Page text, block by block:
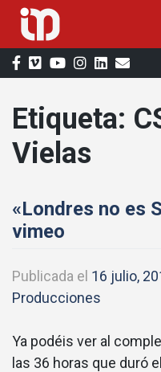
Saltar
al
Etiqueta:
Vielas
«Londres no es
vimeo
Publicada el 16 julio,
Producciones
Ya podéis ver al
las 36 horas que duró